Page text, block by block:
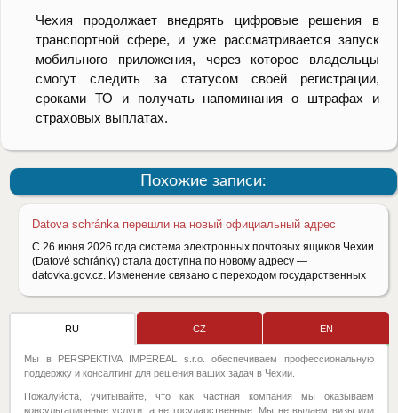
Чехия продолжает внедрять цифровые решения в
транспортной сфере, и уже рассматривается запуск
мобильного приложения, через которое владельцы
смогут следить за статусом своей регистрации,
сроками ТО и получать напоминания о штрафах и
страховых выплатах.
Похожие записи:
Datova schránkа перешли на новый официальный адрес
С 26 июня 2026 года система электронных почтовых ящиков Чехии
(Datové schránky) стала доступна по новому адресу —
datovka.gov.cz. Изменение связано с переходом государственных
RU CZ EN
Мы в PERSPEKTIVA IMPEREAL s.r.o. обеспечиваем профессиональную
поддержку и консалтинг для решения ваших задач в Чехии.
Пожалуйста, учитывайте, что как частная компания мы оказываем
консультационные услуги, а не государственные. Мы не выдаем визы или